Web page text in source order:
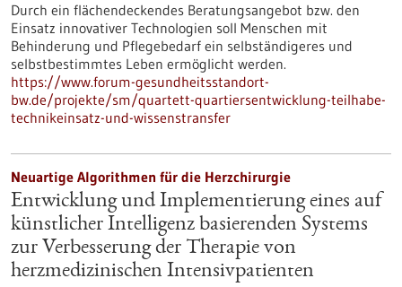
Durch ein flächendeckendes Beratungsangebot bzw. den
Einsatz innovativer Technologien soll Menschen mit
Behinderung und Pflegebedarf ein selbständigeres und
selbstbestimmtes Leben ermöglicht werden.
https://www.forum-gesundheitsstandort-
bw.de/projekte/sm/quartett-quartiersentwicklung-teilhabe-
technikeinsatz-und-wissenstransfer
Neuartige Algorithmen für die Herzchirurgie
Entwicklung und Implementierung eines auf
künstlicher Intelligenz basierenden Systems
zur Verbesserung der Therapie von
herzmedizinischen Intensivpatienten